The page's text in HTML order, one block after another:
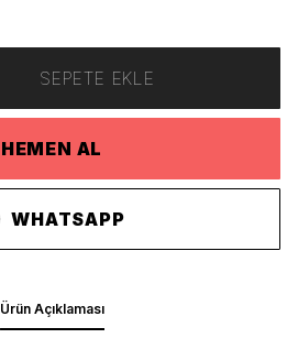
SEPETE EKLE
HEMEN AL
WHATSAPP
Ürün Açıklaması